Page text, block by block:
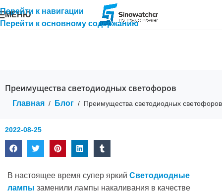
Перейти к навигации
Перейти к основному содержанию
МЕНЮ
Преимущества светодиодных светофоров
Главная / Блог / Преимущества светодиодных светофоров
2022-08-25
В настоящее время супер яркий Светодиодные
лампы заменили лампы накаливания в качестве